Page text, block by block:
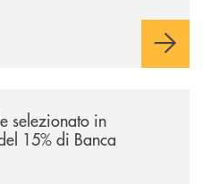
dell’operazione.
selezionato in
15% di Banca